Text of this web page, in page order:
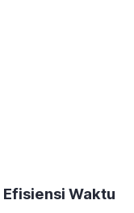
Efisiensi Waktu